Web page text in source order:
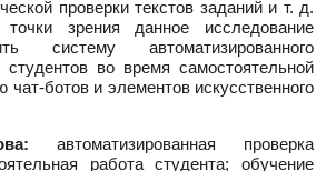
проверки текстов заданий и т. д.
зрения данное исследование
систему автоматизированного
студентов во время самостоятельной
ботов и элементов искусственного
автоматизированная проверка
работа студента; обучение